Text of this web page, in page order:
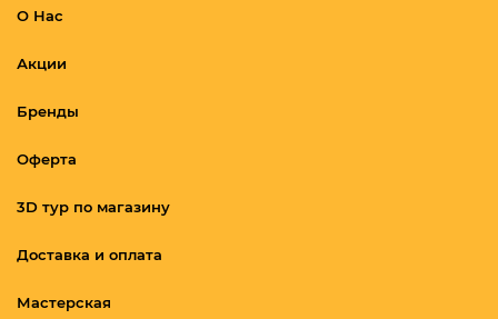
О Нас
Акции
Бренды
Оферта
3D тур по магазину
Доставка и оплата
Мастерская